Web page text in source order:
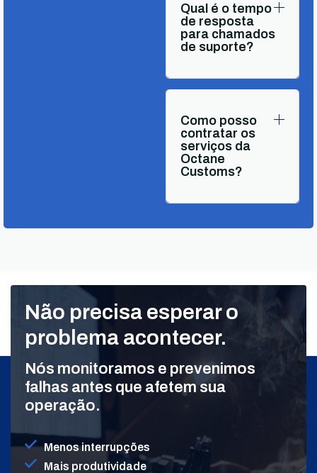
Qual é o tempo
de resposta
para chamados
de suporte?
Como posso
contratar os
serviços da
Octane
Customs?
Não precisa esperar o
problema acontecer.
Nós monitoramos e prevenimos
falhas antes que afetem sua
operação.
Menos interrupções
Mais produtividade